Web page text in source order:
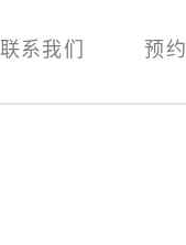
联系我们 预约